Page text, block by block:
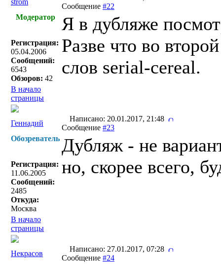
strom
Сообщение #22
Модератор
Регистрация:
05.04.2006
Сообщений:
6543
Обзоров: 42
Я в дубляже
Разве что во
слов serial-cereal.
В начало
страницы
Геннадий
Написано: 20.01.2017, 21:48
Сообщение #23
Обозреватель
Регистрация:
11.06.2005
Сообщений:
2485
Откуда:
Москва
Дубляж - не
но, скорее всего,
В начало
страницы
Некрасов
Написано: 27.01.2017, 07:28
Сообщение #24